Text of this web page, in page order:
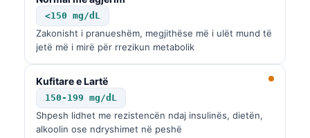
<150 mg/dL
Zakonisht i pranueshëm, megjithëse më i ulët mund të
jetë më i mirë për rrezikun metabolik
Kufitare e Lartë
150-199 mg/dL
Shpesh lidhet me rezistencën ndaj insulinës, dietën,
alkoolin ose ndryshimet në peshë
ગુજરાતી
ಕನ್ನಡ
മലയാളം
Bahasa Melayu
Tiếng Việt
Tagalog